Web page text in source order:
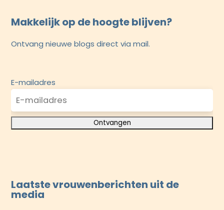
Makkelijk op de hoogte blijven?
Ontvang nieuwe blogs direct via mail.
E-mailadres
Laatste vrouwenberichten uit de
media